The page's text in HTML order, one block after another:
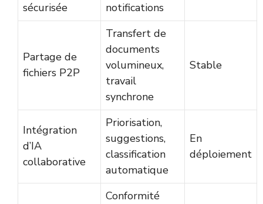
sécurisée
notifications
Partage de
fichiers P2P
Transfert de
documents
volumineux,
travail
synchrone
Stable
Intégration
d’IA
collaborative
Priorisation,
suggestions,
classification
automatique
En
déploiement
Conformité